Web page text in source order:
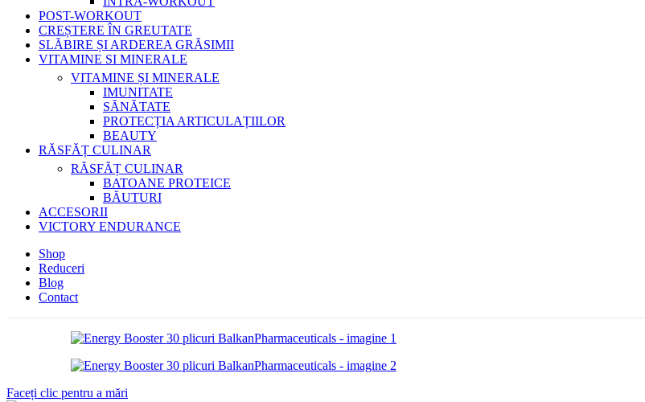
POST-WORKOUT
CREȘTERE ÎN GREUTATE
SLĂBIRE ȘI ARDEREA GRĂSIMII
VITAMINE SI MINERALE
VITAMINE ȘI MINERALE
IMUNITATE
SĂNĂTATE
PROTECȚIA ARTICULAȚIILOR
BEAUTY
RĂSFĂȚ CULINAR
RĂSFĂȚ CULINAR
BATOANE PROTEICE
BĂUTURI
ACCESORII
VICTORY ENDURANCE
Shop
Reduceri
Blog
Contact
Faceți clic pentru a mări